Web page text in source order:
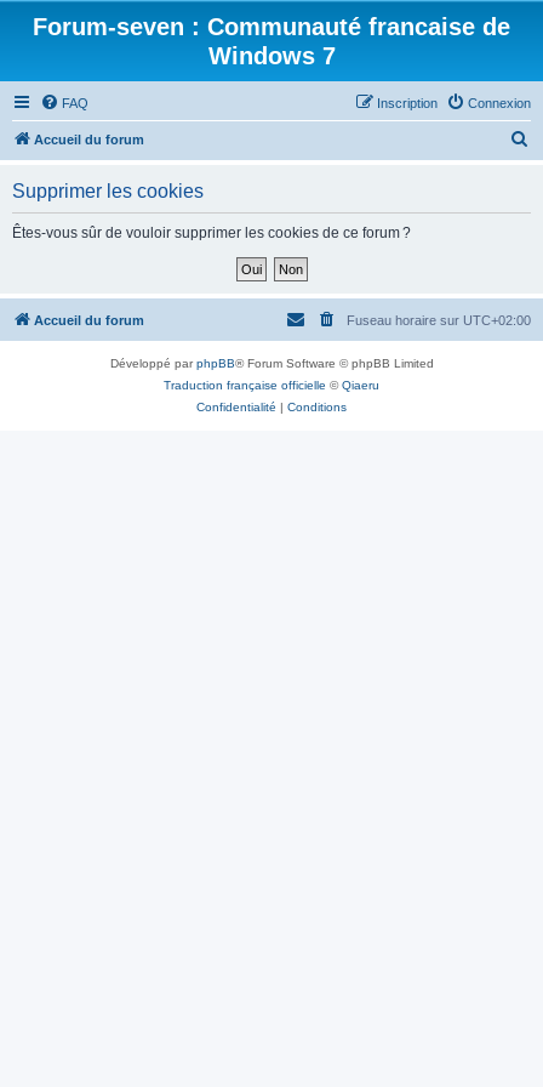
Forum-seven : Communauté francaise de
Windows 7
FAQ Connexion
Inscription
Accueil du forum
h
Supprimer les cookies
Êtes-vous sûr de vouloir supprimer les cookies de ce forum ?
Accueil du forum Fuseau horaire sur UTC+02:00
Développé parphpBB® Forum Software © phpBB Limited
Traduction française officielle ©Qiaeru
Confidentialité | Conditions